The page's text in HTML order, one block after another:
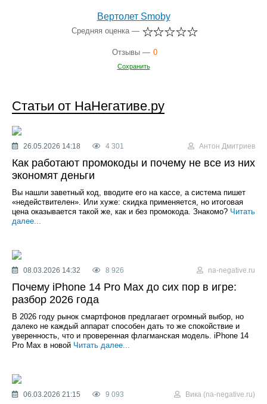
Вертолет Smoby
Средняя оценка —
Отзывы — 0
Сохранить
Статьи от НаНегативе.ру
26.05.2026 14:18 4 301 Антон Дмитриев
Как работают промокоды и почему не все из них
экономят деньги
Вы нашли заветный код, вводите его на кассе, а система пишет
«недействителен». Или хуже: скидка применяется, но итоговая
цена оказывается такой же, как и без промокода. Знакомо? Читать
далее...
08.03.2026 14:32 8 926 na-negative.ru
Почему iPhone 14 Pro Max до сих пор в игре:
разбор 2026 года
В 2026 году рынок смартфонов предлагает огромный выбор, но
далеко не каждый аппарат способен дать то же спокойствие и
уверенность, что и проверенная флагманская модель. iPhone 14
Pro Max в новой Читать далее...
06.03.2026 21:15 9 093 Вика (na-negative.ru)